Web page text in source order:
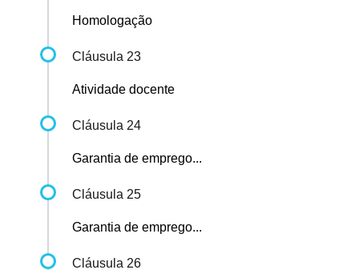
Homologação
Cláusula 23
Atividade docente
Cláusula 24
Garantia de emprego...
Cláusula 25
Garantia de emprego...
Cláusula 26